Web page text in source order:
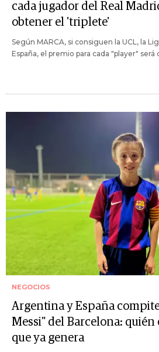
cada jugador del Real
obtener el 'triplete'
Según MARCA, si consiguen la UCL, la
España, el premio para cada "player" será
NEGOCIOS
Argentina y España
Messi" del Barcelona: quién
que ya genera